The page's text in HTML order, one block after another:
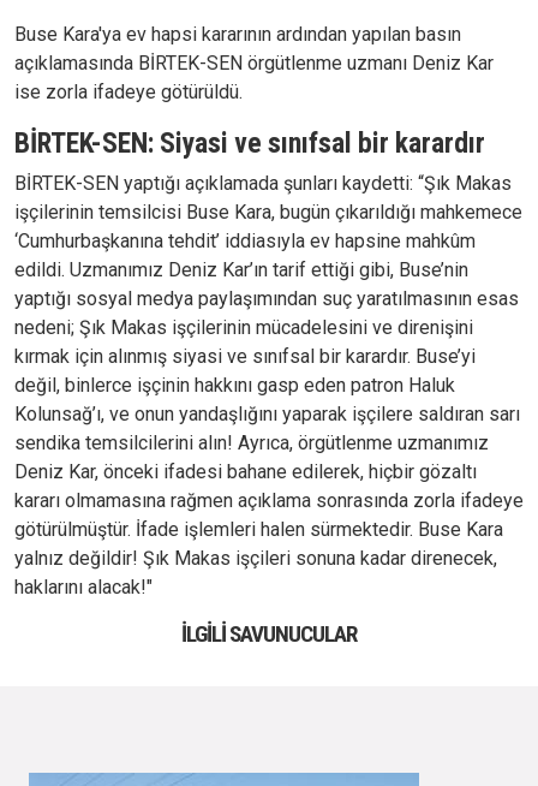
Buse Kara'ya ev hapsi kararının ardından yapılan basın
açıklamasında BİRTEK-SEN örgütlenme uzmanı Deniz Kar
ise zorla ifadeye götürüldü.
BİRTEK-SEN: Siyasi ve sınıfsal bir karardır
BİRTEK-SEN yaptığı açıklamada şunları kaydetti: “Şık Makas
işçilerinin temsilcisi Buse Kara, bugün çıkarıldığı mahkemece
‘Cumhurbaşkanına tehdit’ iddiasıyla ev hapsine mahkûm
edildi. Uzmanımız Deniz Kar’ın tarif ettiği gibi, Buse’nin
yaptığı sosyal medya paylaşımından suç yaratılmasının esas
nedeni; Şık Makas işçilerinin mücadelesini ve direnişini
kırmak için alınmış siyasi ve sınıfsal bir karardır. Buse’yi
değil, binlerce işçinin hakkını gasp eden patron Haluk
Kolunsağ’ı, ve onun yandaşlığını yaparak işçilere saldıran sarı
sendika temsilcilerini alın! Ayrıca, örgütlenme uzmanımız
Deniz Kar, önceki ifadesi bahane edilerek, hiçbir gözaltı
kararı olmamasına rağmen açıklama sonrasında zorla ifadeye
götürülmüştür. İfade işlemleri halen sürmektedir. Buse Kara
yalnız değildir! Şık Makas işçileri sonuna kadar direnecek,
haklarını alacak!"
İLGILI SAVUNUCULAR